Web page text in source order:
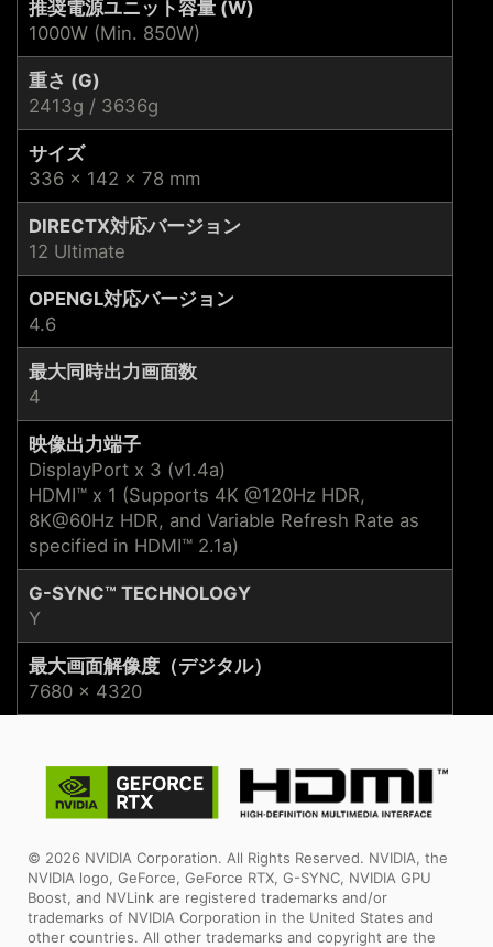
推奨電源ユニット容量 (W)
1000W (Min. 850W)
重さ (G)
2413g / 3636g
サイズ
336 x 142 x 78 mm
DIRECTX対応バージョン
12 Ultimate
OPENGL対応バージョン
4.6
最大同時出力画面数
4
映像出力端子
DisplayPort x 3 (v1.4a)
HDMI™ x 1 (Supports 4K @120Hz HDR,
8K@60Hz HDR, and Variable Refresh Rate as
specified in HDMI™ 2.1a)
G-SYNC™ TECHNOLOGY
Y
最大画面解像度（デジタル）
7680 x 4320
© 2026 NVIDIA Corporation. All Rights Reserved. NVIDIA, the
NVIDIA logo, GeForce, GeForce RTX, G-SYNC, NVIDIA GPU
Boost, and NVLink are registered trademarks and/or
trademarks of NVIDIA Corporation in the United States and
other countries. All other trademarks and copyright are the